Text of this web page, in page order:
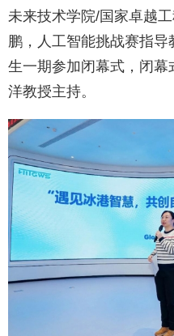
未来技术学院/国家卓越
鹏，人工智能挑战赛指
生一期参加闭幕式，闭
洋教授主持。